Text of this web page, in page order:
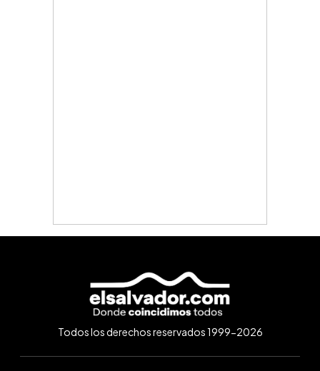
Todos los derechos reservados 1999-2026